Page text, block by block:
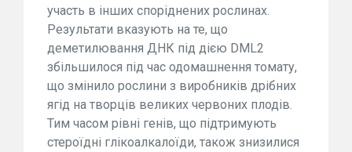
участь в інших споріднених рослинах.
Результати вказують на те, що
деметилювання ДНК під дією DML2
збільшилося під час одомашнення томату,
що змінило рослини з виробників дрібних
ягід на творців великих червоних плодів.
Тим часом рівні генів, що підтримують
стероїдні глікоалкалоїди, також знизилися